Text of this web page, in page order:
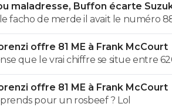
maladresse, Buffon écarte
facho de merde il avait le numéro
offre 81 ME à Frank McCourt
que le vrai chiffre se situe entre
offre 81 ME à Frank McCourt
tu te prends pour un rosbeef ? Lol